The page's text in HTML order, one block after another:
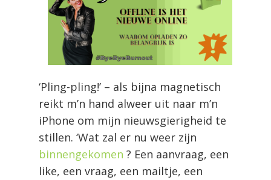
‘Pling-pling!’ – als bijna magnetisch
reikt m’n hand alweer uit naar m’n
iPhone om mijn nieuwsgierigheid te
stillen. ‘Wat zal er nu weer zijn
binnengekomen ? Een aanvraag, een
like, een vraag, een mailtje, een